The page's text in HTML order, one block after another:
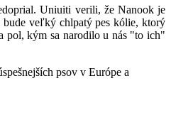
Uniuiti verili, že Nanook je
veľký chlpatý pes kólie, ktorý
pol, kým sa narodilo u nás "to ich"
psov v Európe a